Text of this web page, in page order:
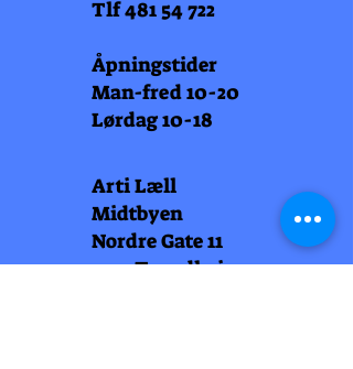
Tlf481 54 722
Åpningstider
Man-fred 10-20
Lørdag 10-18
Arti Læll
Midtbyen
Nordre Gate 11
7011 Trondheim